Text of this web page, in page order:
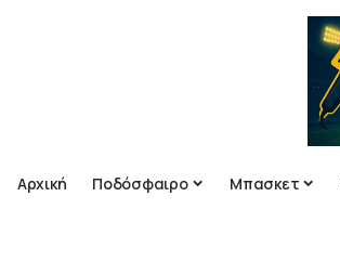
Αρχική Ποδόσφαιρο Μπασκετ